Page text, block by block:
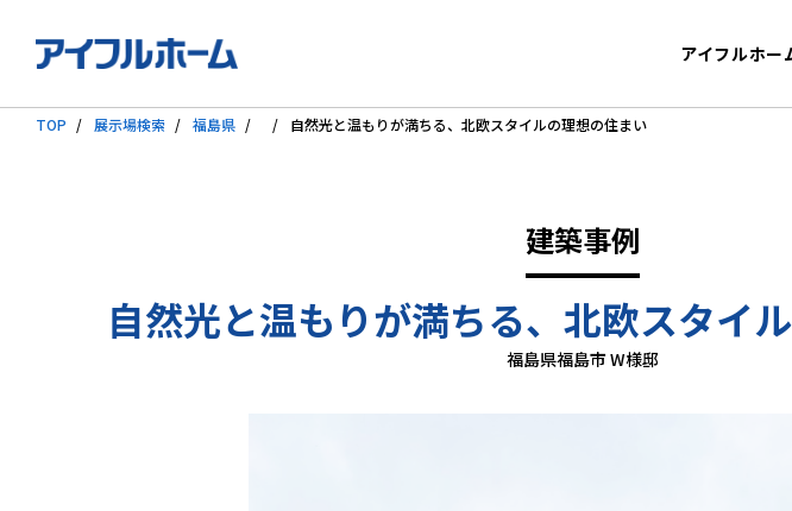
アイフルホー
TOP 展示場検索 福島県 自然光と温もりが満ちる、北欧スタイルの理想の住まい
建築事例
自然光と温もりが満ちる、北欧スタイ
福島県福島市 W様邸